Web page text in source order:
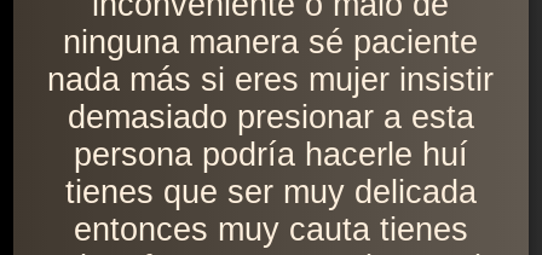
ninguna manera sé paciente
nada más si eres mujer insistir
demasiado presionar a esta
persona podría hacerle huí
tienes que ser muy delicada
entonces muy cauta tienes